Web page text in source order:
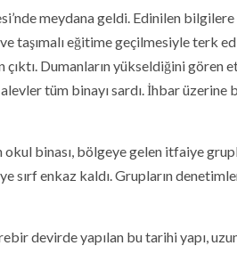
meydana geldi. Edinilen
taşımalı eğitime geçilmesiyle terk
çıktı. Dumanların yükseldiğini
tüm binayı sardı. İhbar üzerine
binası, bölgeye gelen itfaiye
sırf enkaz kaldı. Grupların
devirde yapılan bu tarihi yapı,